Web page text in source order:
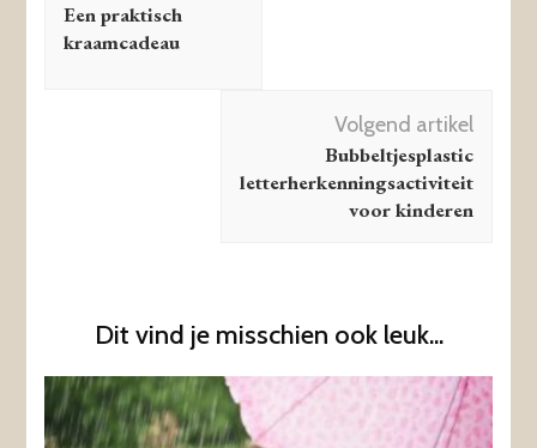
Een praktisch
kraamcadeau
Volgend artikel
Bubbeltjesplastic
letterherkenningsactiviteit
voor kinderen
Dit vind je misschien ook leuk...